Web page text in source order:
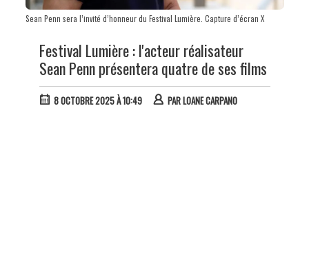
Sean Penn sera l’invité d’honneur du Festival Lumière. Capture d’écran X
Festival Lumière : l'acteur réalisateur
Sean Penn présentera quatre de ses films
8 OCTOBRE 2025 À 10:49 PARLOANE CARPANO